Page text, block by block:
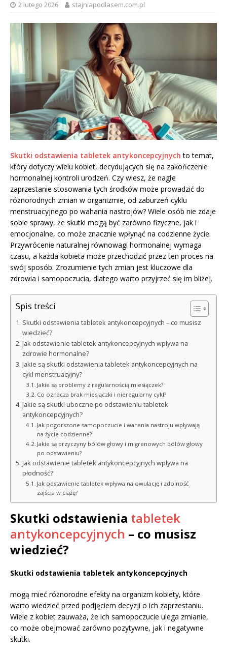
2 lutego 2026 stajniapodlasem.com.pl
Skutki odstawienia tabletek antykoncepcyjnych to temat,
który dotyczy wielu kobiet, decydujących się na zakończenie
hormonalnej kontroli urodzeń. Czy wiesz, że nagłe
zaprzestanie stosowania tych środków może prowadzić do
różnorodnych zmian w organizmie, od zaburzeń cyklu
menstruacyjnego po wahania nastrojów? Wiele osób nie zdaje
sobie sprawy, że skutki mogą być zarówno fizyczne, jak i
emocjonalne, co może znacznie wpłynąć na codzienne życie.
Przywrócenie naturalnej równowagi hormonalnej wymaga
czasu, a każda kobieta może przechodzić przez ten proces na
swój sposób. Zrozumienie tych zmian jest kluczowe dla
zdrowia i samopoczucia, dlatego warto przyjrzeć się im bliżej.
Spis treści
Skutki odstawienia tabletek antykoncepcyjnych – co musisz
wiedzieć?
Jak odstawienie tabletek antykoncepcyjnych wpływa na
zdrowie hormonalne?
Jakie są skutki odstawienia tabletek antykoncepcyjnych na
cykl menstruacyjny?
Jakie są problemy z regularnością miesiączek?
Co oznacza brak miesiączki i nieregularny cykl?
Jakie są skutki uboczne po odstawieniu tabletek
antykoncepcyjnych?
Jak pogorszone samopoczucie i wahania nastroju wpływają
na życie codzienne?
Jakie są przyczyny bólów głowy i migrenowych bólów głowy
po odstawieniu?
Jak odstawienie tabletek antykoncepcyjnych wpływa na
płodność?
Jak odstawienie tabletek wpływa na owulację i zdolność
zajścia w ciążę?
Skutki odstawienia tabletek
antykoncepcyjnych – co musisz
wiedzieć?
Skutki odstawienia tabletek antykoncepcyjnych
mogą mieć różnorodne efekty na organizm kobiety, które
warto wiedzieć przed podjęciem decyzji o ich zaprzestaniu.
Wiele z kobiet zauważa, że ich samopoczucie ulega zmianie,
co może obejmować zarówno pozytywne, jak i negatywne
skutki.